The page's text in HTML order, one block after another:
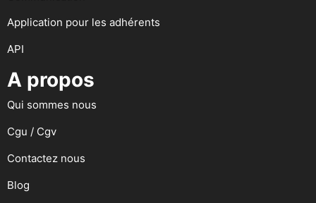
Application pour les adhérents
API
A propos
Qui sommes nous
Cgu / Cgv
Contactez nous
Blog